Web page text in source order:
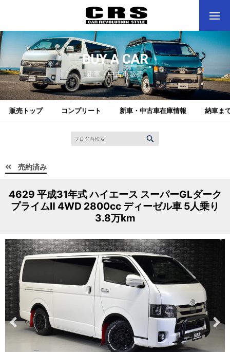
BUY A CAR
新車・中古車販売
販売トップ コンプリート 新車・中古車在庫情報 納車ま
売約済み
4629 平成31年式 ハイエース スーパーGLダーク
プライムⅡ 4WD 2800cc ディーゼル車 5人乗り
3.8万km